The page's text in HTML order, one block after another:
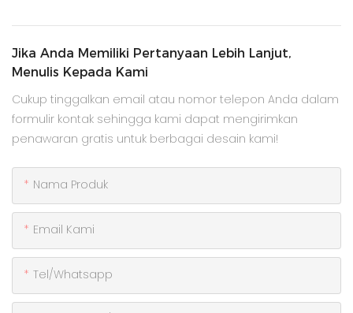
Jika Anda Memiliki Pertanyaan Lebih Lanjut,
Menulis Kepada Kami
Cukup tinggalkan email atau nomor telepon Anda dalam
formulir kontak sehingga kami dapat mengirimkan
penawaran gratis untuk berbagai desain kami!
Nama Produk
Email Kami
Tel/whatsapp